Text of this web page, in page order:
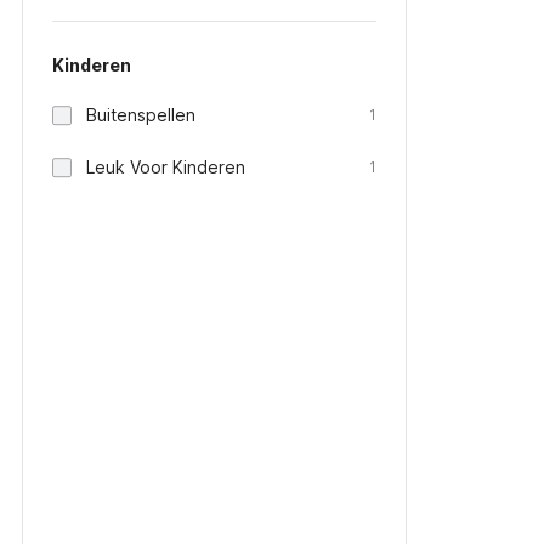
Kinderen
Buitenspellen 1
Leuk Voor Kinderen 1